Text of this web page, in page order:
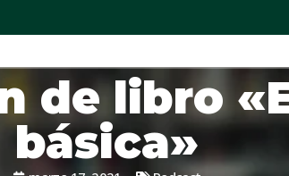
de libro
básica»